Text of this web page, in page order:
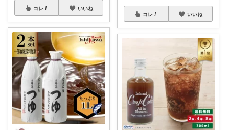
コレ いいね
コレ いいね